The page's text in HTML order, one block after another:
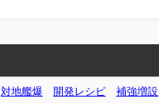
対地艦爆 開発レシピ 補強増設